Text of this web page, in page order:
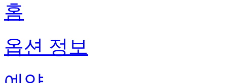
홈
옵션 정보